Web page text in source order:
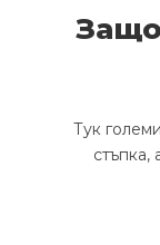
Тук
стъпка,